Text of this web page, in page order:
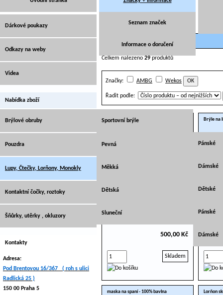
Seznam značek
Informace o doručení
Lupy, Čtečky, Lorňony, Monokly
Lupy, Čtečky, Lorňony, Monokly
Celkem nalezeno 29 produktů
Značky: AMBG Wekos
Řadit podle:
Monokl maska
500,00 Kč
Skladem
Brýle na
maska na spaní - 100% bavlna Lorňon
Dárkové poukazy
Odkazy na weby
Videa
Nabídka zboží
Brýlové obruby Sportovní brýle
Dioptrické Pánské
Dámské
Půlky -
Dětské
Vrtané
Sluneční Dětské
Pánské
Dámské
Pouzdra Pevná
Měkká
Dětská
Sluneční
Lupy, Čtečky, Lorňony, Monokly
Kontaktní čočky, roztoky
Šňůrky, utěrky , okluzory
Kontakty
Adresa:
Pod Brentovou 16/367 ( roh s ulici
Radlická 25 )
150 00 Praha 5